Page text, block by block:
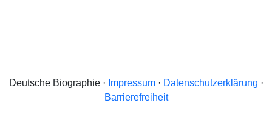
Deutsche Biographie · Impressum· Datenschutzerklärung ·
Barrierefreiheit